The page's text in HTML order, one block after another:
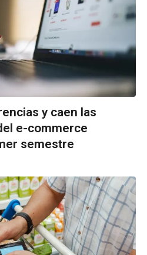
y caen las
e-commerce
semestre